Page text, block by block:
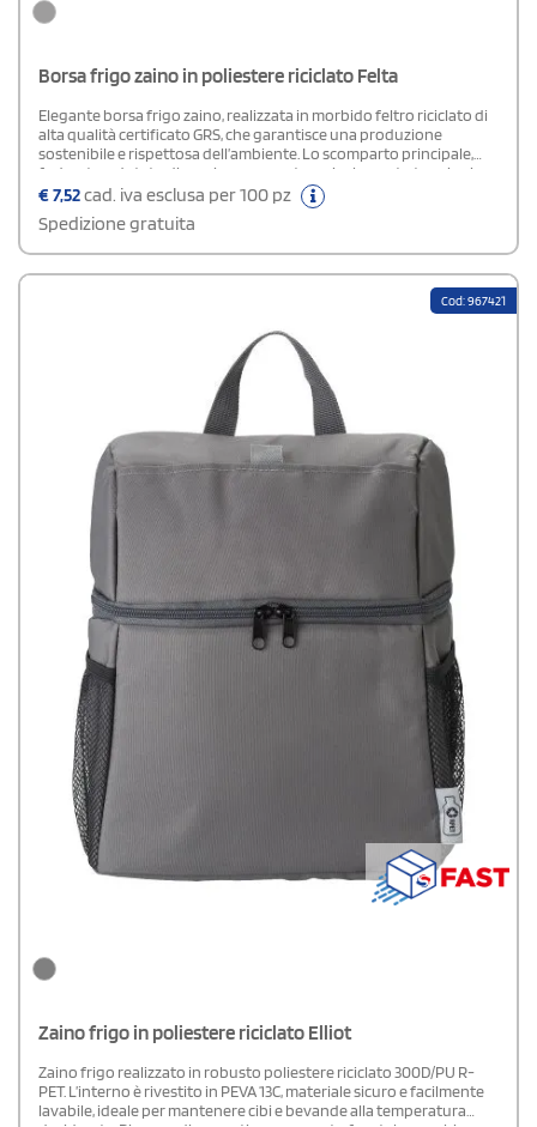
Borsa frigo zaino in poliestere riciclato Felta
Elegante borsa frigo zaino, realizzata in morbido feltro riciclato di
alta qualità certificato GRS, che garantisce una produzione
sostenibile e rispettosa dell’ambiente. Lo scomparto principale,
foderato e dotato di cerniera, presenta un isolamento termico in
PEVA ad alta densità, sicuro per alimenti e ideale per mantenere
snack e bevande freschi per molte ore. Completa di tasca anteriore
con zip, spallacci regolabili e manico in cotone, offre comfort,
praticità e facile pulizia in ogni occasione.Composizione: Poliestere
riciclato certificato GRS
€7,52cad. iva esclusa per 100 pz
Spedizione gratuita
Cod: 967421
Zaino frigo in poliestere riciclato Elliot
Zaino frigo realizzato in robusto poliestere riciclato 300D/PU R-
PET. L’interno è rivestito in PEVA 13C, materiale sicuro e facilmente
lavabile, ideale per mantenere cibi e bevande alla temperatura